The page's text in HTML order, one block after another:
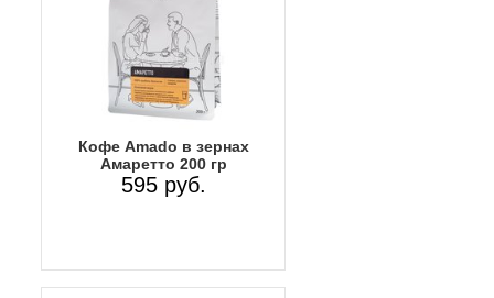
Кофе Amado в зернах
Амаретто 200 гр
595 руб.